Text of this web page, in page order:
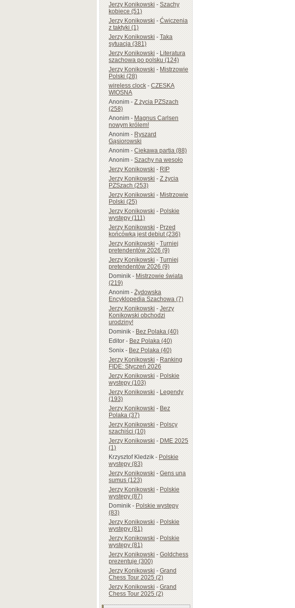
Jerzy Konikowski-Szachy
kobiece (51)
Jerzy Konikowski-Ćwiczenia
z taktyki (1)
Jerzy Konikowski-Taka
sytuacja (381)
Jerzy Konikowski-Literatura
szachowa po polsku (124)
Jerzy Konikowski-Mistrzowie
Polski (28)
wireless clock-CZESKA
WIOSNA
Anonim-Z życia PZSzach
(258)
Anonim-Magnus Carlsen
nowym królem!
Anonim-Ryszard
Gąsiorowski
Anonim-Ciekawa partia (88)
Anonim-Szachy na wesoło
Jerzy Konikowski-RIP
Jerzy Konikowski-Z życia
PZSzach (253)
Jerzy Konikowski-Mistrzowie
Polski (25)
Jerzy Konikowski-Polskie
występy (111)
Jerzy Konikowski-Przed
końcówką jest debiut (236)
Jerzy Konikowski-Turniej
pretendentów 2026 (9)
Jerzy Konikowski-Turniej
pretendentów 2026 (9)
Dominik-Mistrzowie świata
(219)
Anonim-Żydowska
Encyklopedia Szachowa (7)
Jerzy Konikowski-Jerzy
Konikowski obchodzi
urodziny!
Dominik-Bez Polaka (40)
Editor-Bez Polaka (40)
Sonix-Bez Polaka (40)
Jerzy Konikowski-Ranking
FIDE: Styczeń 2026
Jerzy Konikowski-Polskie
występy (103)
Jerzy Konikowski-Legendy
(193)
Jerzy Konikowski-Bez
Polaka (37)
Jerzy Konikowski-Polscy
szachiści (10)
Jerzy Konikowski-DME 2025
(1)
Krzysztof Kledzik-Polskie
występy (83)
Jerzy Konikowski-Gens una
sumus (123)
Jerzy Konikowski-Polskie
występy (87)
Dominik-Polskie występy
(83)
Jerzy Konikowski-Polskie
występy (81)
Jerzy Konikowski-Polskie
występy (81)
Jerzy Konikowski-Goldchess
prezentuje (300)
Jerzy Konikowski-Grand
Chess Tour 2025 (2)
Jerzy Konikowski-Grand
Chess Tour 2025 (2)